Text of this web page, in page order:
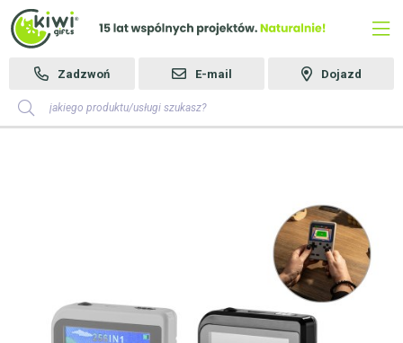
Zadzwoń E-mail Dojazd